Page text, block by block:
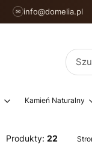
✉ info@domelia.pl
Kamień Naturalny
Produkty: 22